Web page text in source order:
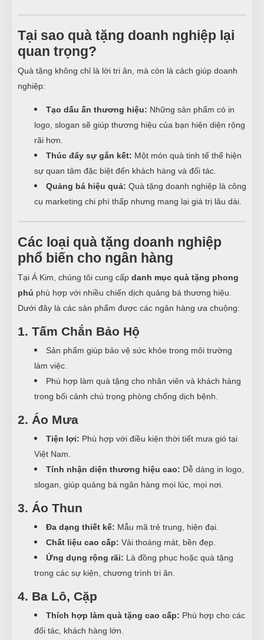
Tại sao quà tặng doanh nghiệp lại
quan trọng?
Quà tặng không chỉ là lời tri ân, mà còn là cách giúp doanh
nghiệp:
Tạo dấu ấn thương hiệu: Những sản phẩm có in
logo, slogan sẽ giúp thương hiệu của bạn hiện diện rộng
rãi hơn.
Thúc đẩy sự gắn kết: Một món quà tinh tế thể hiện
sự quan tâm đặc biệt đến khách hàng và đối tác.
Quảng bá hiệu quả: Quà tặng doanh nghiệp là công
cụ marketing chi phí thấp nhưng mang lại giá trị lâu dài.
Các loại quà tặng doanh nghiệp
phổ biến cho ngân hàng
Tại Á Kim, chúng tôi cung cấp danh mục quà tặng phong
phú phù hợp với nhiều chiến dịch quảng bá thương hiệu.
Dưới đây là các sản phẩm được các ngân hàng ưa chuộng:
1. Tấm Chắn Bảo Hộ
Sản phẩm giúp bảo vệ sức khỏe trong môi trường
làm việc.
Phù hợp làm quà tặng cho nhân viên và khách hàng
trong bối cảnh chú trọng phòng chống dịch bệnh.
2. Áo Mưa
Tiện lợi: Phù hợp với điều kiện thời tiết mưa gió tại
Việt Nam.
Tính nhận diện thương hiệu cao: Dễ dàng in logo,
slogan, giúp quảng bá ngân hàng mọi lúc, mọi nơi.
3. Áo Thun
Đa dạng thiết kế: Mẫu mã trẻ trung, hiện đại.
Chất liệu cao cấp: Vải thoáng mát, bền đẹp.
Ứng dụng rộng rãi: Là đồng phục hoặc quà tặng
trong các sự kiện, chương trình tri ân.
4. Ba Lô, Cặp
Thích hợp làm quà tặng cao cấp: Phù hợp cho các
đối tác, khách hàng lớn.